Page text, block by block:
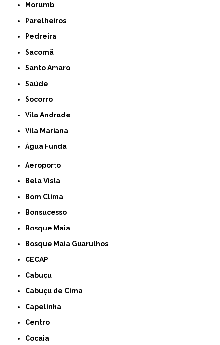
Morumbi
Parelheiros
Pedreira
Sacomã
Santo Amaro
Saúde
Socorro
Vila Andrade
Vila Mariana
Água Funda
Aeroporto
Bela Vista
Bom Clima
Bonsucesso
Bosque Maia
Bosque Maia Guarulhos
CECAP
Cabuçu
Cabuçu de Cima
Capelinha
Centro
Cocaia